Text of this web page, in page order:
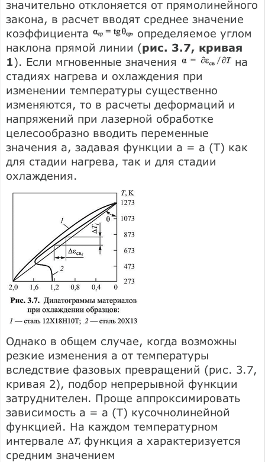
значительно отклоняется от прямолинейного
закона, в расчет вводят среднее значение
коэффициента
определяемое углом
наклона прямой линии (рис. 3.7, кривая
1). Если мгновенные значения
на
стадиях нагрева и охлаждения при
изменении температуры существенно
изменяются, то в расчеты деформаций и
напряжений при лазерной обработке
целесообразно вводить переменные
значения а, задавая функции а = а (Т) как
для стадии нагрева, так и для стадии
охлаждения.
Однако в общем случае, когда возможны
резкие изменения а от температуры
вследствие фазовых превращений (рис. 3.7,
кривая 2), подбор непрерывной функции
затруднителен. Проще аппроксимировать
зависимость а = а (Т) кусочнолинейной
функцией. На каждом температурном
интервале
функция а характеризуется
средним значением